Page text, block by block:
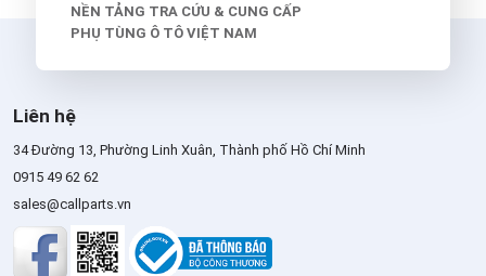
NỀN TẢNG TRA CỨU & CUNG CẤP
PHỤ TÙNG Ô TÔ VIỆT NAM
Liên hệ
34 Đường 13, Phường Linh Xuân, Thành phố Hồ Chí Minh
0915 49 62 62
sales@callparts.vn